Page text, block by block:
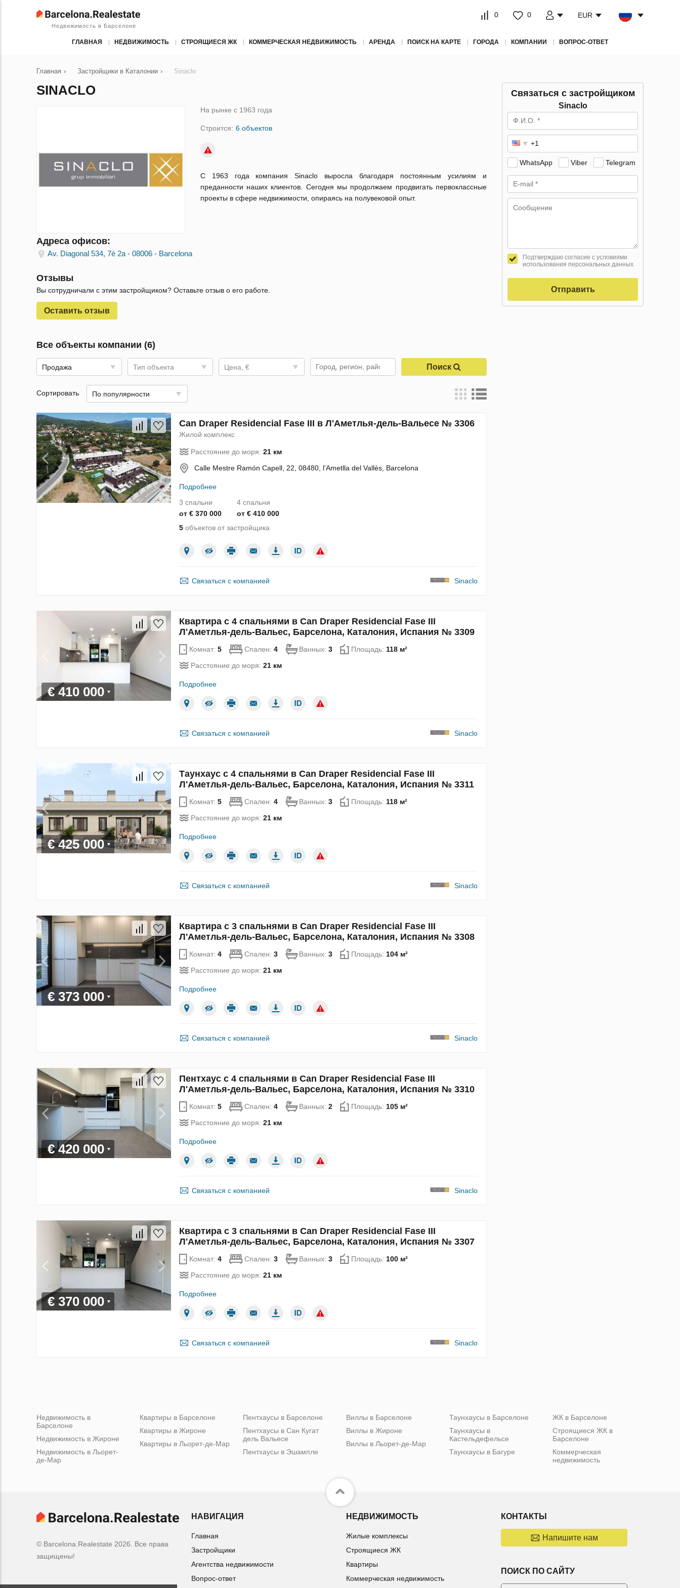
Недвижимость в Барселоне
0 0 EUR
ГЛАВНАЯ НЕДВИЖИМОСТЬ СТРОЯЩИЕСЯ ЖК КОММЕРЧЕСКАЯ НЕДВИЖИМОСТЬ АРЕНДА ПОИСК НА КАРТЕ ГОРОДА КОМПАНИИ ВОПРОС-ОТВЕТ
Главная › Застройщики в Каталонии › Sinaclo
SINACLO
На рынке с 1963 года
Строится: 6 объектов
С 1963 года компания Sinaclo выросла благодаря постоянным усилиям и
преданности наших клиентов. Сегодня мы продолжаем продвигать первоклассные
проекты в сфере недвижимости, опираясь на полувековой опыт.
Адреса офисов:
Av. Diagonal 534, 7è 2a - 08006 - Barcelona
Отзывы
Вы сотрудничали с этим застройщиком? Оставьте отзыв о его работе.
Оставить отзыв
Все объекты компании (6)
Продажа Тип объекта Цена, € Поиск
Сортировать По популярности
Can Draper Residencial Fase III в Л'Аметлья-дель-Вальесе № 3306
Жилой комплекс
Расстояние до моря:21 км
Calle Mestre Ramón Capell, 22, 08480, l'Ametlla del Vallès, Barcelona
Подробнее
3 спальни
от € 370 000
4 спальни
от € 410 000
5 объектов от застройщика
Связаться с компанией Sinaclo
€ 410 000
Квартира с 4 спальнями в Can Draper Residencial Fase III
Л'Аметлья-дель-Вальес, Барселона, Каталония, Испания № 3309
Комнат:5 Спален:4 Ванных:3 Площадь: 118 м²
Расстояние до моря:21 км
Подробнее
Связаться с компанией Sinaclo
€ 425 000
Таунхаус с 4 спальнями в Can Draper Residencial Fase III
Л'Аметлья-дель-Вальес, Барселона, Каталония, Испания № 3311
Комнат:5 Спален:4 Ванных:3 Площадь: 118 м²
Расстояние до моря:21 км
Подробнее
Связаться с компанией Sinaclo
€ 373 000
Квартира с 3 спальнями в Can Draper Residencial Fase III
Л'Аметлья-дель-Вальес, Барселона, Каталония, Испания № 3308
Комнат:4 Спален:3 Ванных:3 Площадь: 104 м²
Расстояние до моря:21 км
Подробнее
Связаться с компанией Sinaclo
€ 420 000
Пентхаус с 4 спальнями в Can Draper Residencial Fase III
Л'Аметлья-дель-Вальес, Барселона, Каталония, Испания № 3310
Комнат:5 Спален:4 Ванных:2 Площадь: 105 м²
Расстояние до моря:21 км
Подробнее
Связаться с компанией Sinaclo
€ 370 000
Квартира с 3 спальнями в Can Draper Residencial Fase III
Л'Аметлья-дель-Вальес, Барселона, Каталония, Испания № 3307
Комнат:4 Спален:3 Ванных:3 Площадь: 100 м²
Расстояние до моря:21 км
Подробнее
Связаться с компанией Sinaclo
Связаться с застройщиком
Sinaclo
WhatsApp Viber Telegram
Подтверждаю согласие с условиями
использования персональных данных
Отправить
Недвижимость в
Барселоне
Недвижимость в Жироне
Недвижимость в Льорет-
де-Мар
Квартиры в Барселоне
Квартиры в Жироне
Квартиры в Льорет-де-Мар
Пентхаусы в Барселоне
Пентхаусы в Сан Кугат
дель Вальесе
Пентхаусы в Эшампле
Виллы в Барселоне
Виллы в Жироне
Виллы в Льорет-де-Мар
Таунхаусы в Барселоне
Таунхаусы в
Кастельдефельсе
Таунхаусы в Багуре
ЖК в Барселоне
Строящиеся ЖК в
Барселоне
Коммерческая
недвижимость
© Barcelona.Realestate 2026. Все права
защищены!
НАВИГАЦИЯ
Главная
Застройщики
Агентства недвижимости
Вопрос-ответ
НЕДВИЖИМОСТЬ
Жилые комплексы
Строящиеся ЖК
Квартиры
Коммерческая недвижимость
КОНТАКТЫ
Напишите нам
ПОИСК ПО САЙТУ